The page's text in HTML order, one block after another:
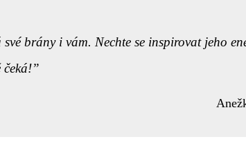
brány i vám. Nechte se inspirovat jeho
čeká!